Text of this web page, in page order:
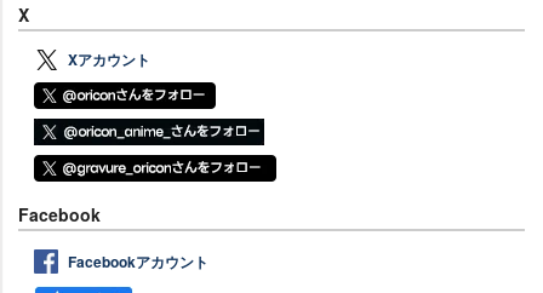
X
Xアカウント
Facebook
Facebookアカウント